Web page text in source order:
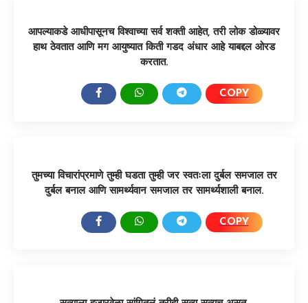
आपल्याकडे आधीपासूनच विश्वाच्या सर्व शक्ती आहेत, तरी लोक डोळ्यावर
हाथ ठेवतात आणि मग आयुष्यात किती गडद अंधार आहे याबद्दल ओरड
करतात.
COPY
तुमच्या विचारांप्रमाणे तुम्ही घडता तुम्ही जर स्वतःला दुर्बल समजाल तर
दुर्बल बनाल आणि सामर्थ्यवान समजाल तर सामर्थ्यशाली बनाल.
COPY